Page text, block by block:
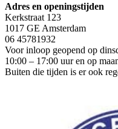
Adres en openingstijden
Kerkstraat 123
1017 GE Amsterdam
06 45781932
Voor inloop geopend op
10:00 – 17:00 uur en op
Buiten die tijden is er ook